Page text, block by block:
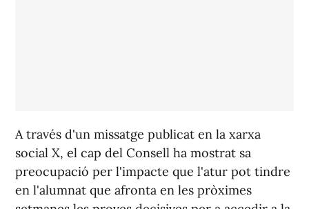
A través d'un missatge publicat en la xarxa
social X, el cap del Consell ha mostrat sa
preocupació per l'impacte que l'atur pot tindre
en l'alumnat que afronta en les pròximes